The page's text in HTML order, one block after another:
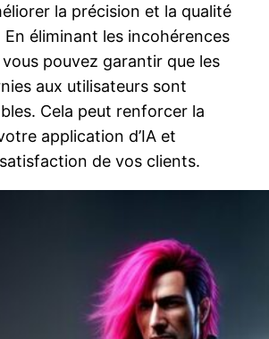
la précision et la qualité
En éliminant les incohérences
pouvez garantir que les
aux utilisateurs sont
Cela peut renforcer la
application d’IA et
de vos clients.